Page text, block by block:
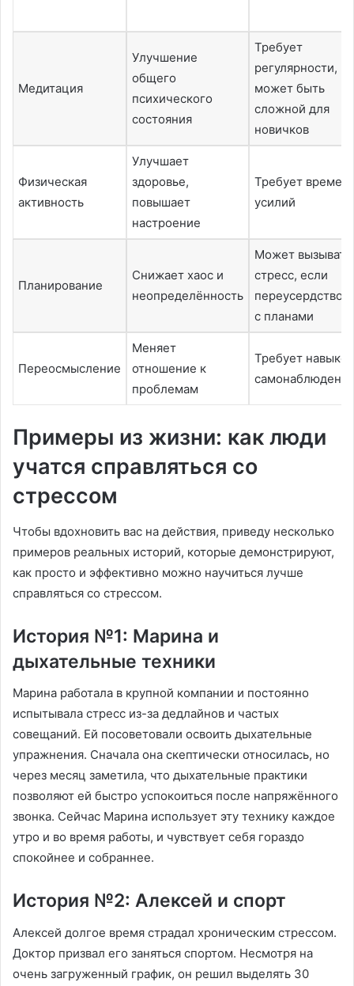
Медитация
Улучшение
общего
психического
состояния
Требует
регулярности,
может быть
сложной для
новичков
Физическая
активность
Улучшает
здоровье,
повышает
настроение
Требует
усилий
Планирование
Снижает хаос и
неопределённость
Может вызывать
стресс, если
с планами
Переосмысление
Меняет
отношение к
проблемам
Требует навыков
самонаблюдения
Примеры из жизни: как люди
учатся справляться со
стрессом
Чтобы вдохновить вас на действия, приведу несколько
примеров реальных историй, которые демонстрируют,
как просто и эффективно можно научиться лучше
справляться со стрессом.
История №1: Марина и
дыхательные техники
Марина работала в крупной компании и постоянно
испытывала стресс из-за дедлайнов и частых
совещаний. Ей посоветовали освоить дыхательные
упражнения. Сначала она скептически относилась, но
через месяц заметила, что дыхательные практики
позволяют ей быстро успокоиться после напряжённого
звонка. Сейчас Марина использует эту технику каждое
утро и во время работы, и чувствует себя гораздо
спокойнее и собраннее.
История №2: Алексей и спорт
Алексей долгое время страдал хроническим стрессом.
Доктор призвал его заняться спортом. Несмотря на
очень загруженный график, он решил выделять 30